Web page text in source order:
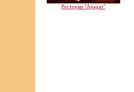
Ресторан "Арарат"